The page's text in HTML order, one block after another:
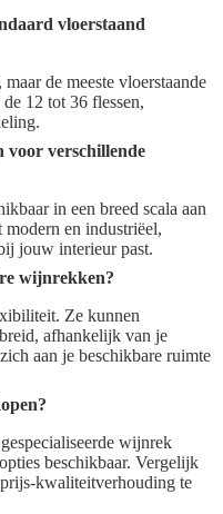
vloerstaand
de meeste vloerstaande
12 tot 36 flessen,
verschillende
in een breed scala aan
en industriëel,
jouw interieur past.
wijnrekken?
Ze kunnen
afhankelijk van je
aan je beschikbare ruimte
wijnrek
beschikbaar. Vergelijk
kwaliteitverhouding te